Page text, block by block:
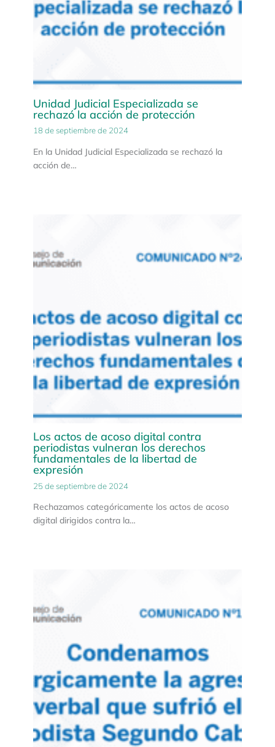
Unidad Judicial Especializada se
rechazó la acción de protección
18 de septiembre de 2024
En la Unidad Judicial Especializada se rechazó la
acción de…
Los actos de acoso digital contra
periodistas vulneran los derechos
fundamentales de la libertad de
expresión
25 de septiembre de 2024
Rechazamos categóricamente los actos de acoso
digital dirigidos contra la…